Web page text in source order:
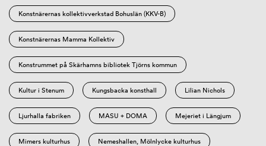
Konstnärernas kollektivverkstad Bohuslän (KKV-B)
Konstnärernas Mamma Kollektiv
Konstrummet på Skärhamns bibliotek Tjörns kommun
Kultur i Stenum Kungsbacka konsthall Lilian Nichols
Ljurhalla fabriken MASU + DOMA Mejeriet i Längjum
Mimers kulturhus Nemeshallen, Mölnlycke kulturhus